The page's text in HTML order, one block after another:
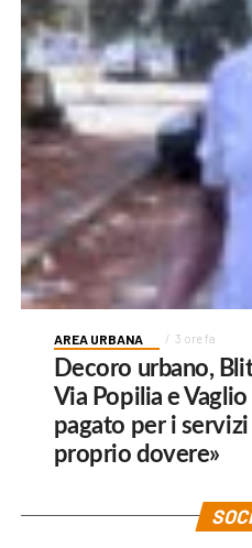
AREA URBANA 3 ore fa
Decoro urbano,
Via Popilia e Vaglio
pagato per i
proprio dovere»